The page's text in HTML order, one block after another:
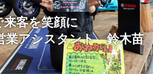
来客を笑顔に
業アシスタント 鈴木苗